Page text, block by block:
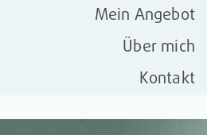
Mein Angebot
Über mich
Kontakt